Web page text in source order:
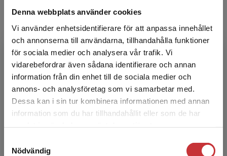
Denna webbplats använder cookies
Vi använder enhetsidentifierare för att anpassa innehållet
och annonserna till användarna, tillhandahålla funktioner
för sociala medier och analysera vår trafik. Vi
vidarebefordrar även sådana identifierare och annan
information från din enhet till de sociala medier och
annons- och analysföretag som vi samarbetar med.
Dessa kan i sin tur kombinera informationen med annan
information som du har tillhandahållit eller som de har
Nödvändig
Begränsad fraktregion
Det verkar som att du besöker
studentlitteratur.se via en enhet utanför Sverige.
Vi erbjuder inte leveranser utanför Sverige. För
Mariann Suarez
Mariann Suarez, FD, är chef för programmet i
utvecklingspsykologi och forskarassistent vid
Department of Psychiatry and Behavioral
Medicine, Univer...